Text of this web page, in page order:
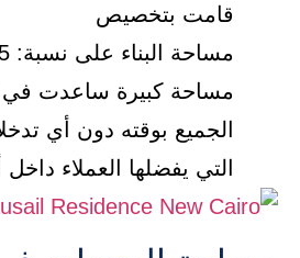
قامت بتخصيص
مساحة كبيرة ساعدت في
الجميع بوقته دون أي
التي يفضلها العملاء